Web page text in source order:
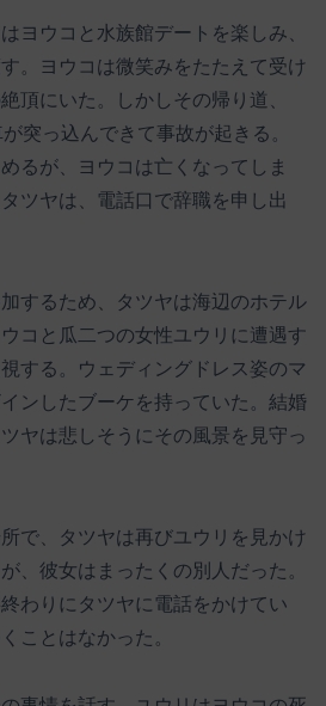
ヨウコと水族館デートを楽しみ、
。ヨウコは微笑みをたたえて受け
頂にいた。しかしその帰り道、
突っ込んできて事故が起きる。
るが、ヨウコは亡くなってしま
ツヤは、電話口で辞職を申し出
するため、タツヤは海辺のホテル
コと瓜二つの女性ユウリに遭遇す
する。ウェディングドレス姿のマ
ンしたブーケを持っていた。結婚
ヤは悲しそうにその風景を見守っ
で、タツヤは再びユウリを見かけ
、彼女はまったくの別人だった。
わりにタツヤに電話をかけてい
ことはなかった。